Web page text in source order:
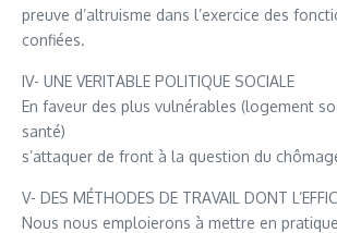
preuve d’altruisme dans l’exercice des
confiées.
IV- UNE VERITABLE POLITIQUE SOCIALE
En faveur des plus vulnérables (logement
santé)
s’attaquer de front à la question du
V- DES MÉTHODES DE TRAVAIL DONT
Nous nous emploierons à mettre en